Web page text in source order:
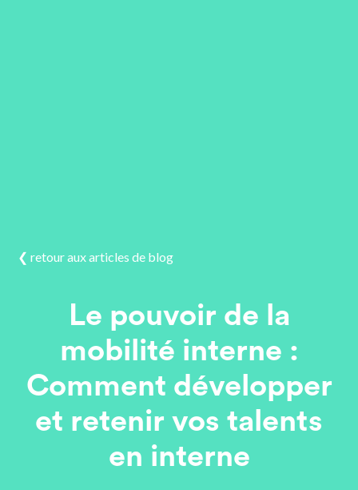
❮ retour aux articles de blog
Le pouvoir de la
mobilité interne :
Comment développer
et retenir vos talents
en interne